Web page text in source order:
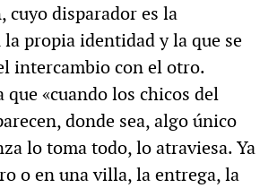
cuyo disparador es la
propia identidad y la que se
intercambio con el otro.
que «cuando los chicos del
donde sea, algo único
lo toma todo, lo atraviesa. Ya
o en una villa, la entrega, la